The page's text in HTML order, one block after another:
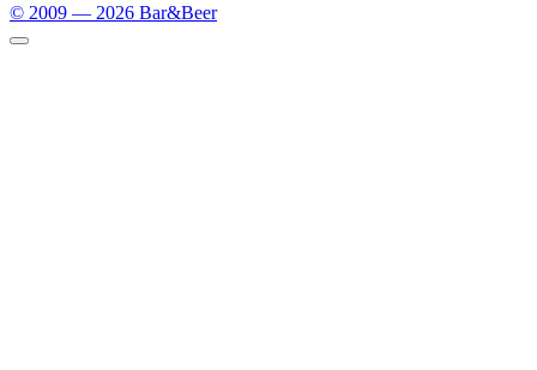
© 2009 — 2026 Bar&Beer